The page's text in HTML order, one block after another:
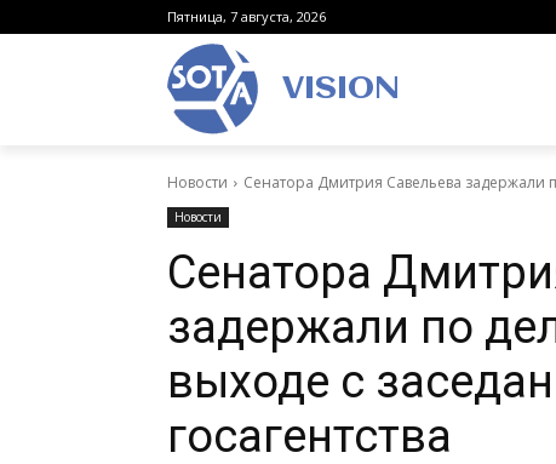
Пятница, 7 августа, 2026
VISION
Новости Сенатора Дмитрия Савельева задержали
Новости
Сенатора
задержали по
выходе с
госагентства